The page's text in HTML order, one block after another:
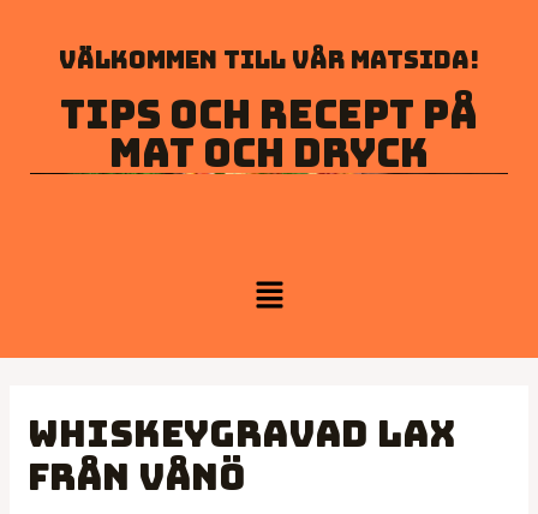
Välkommen till vår matsida!
Tips och recept på
mat och dryck
Whiskeygravad lax
från Vånö